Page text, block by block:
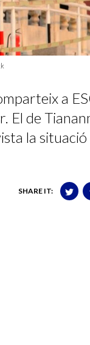
a
El de
la situació
SHARE IT: